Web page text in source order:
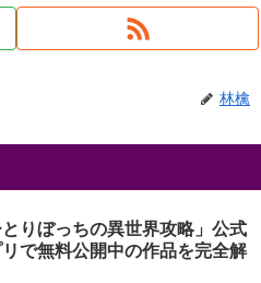
林檎
とりぼっちの異世界攻略」公式
で無料公開中の作品を完全解